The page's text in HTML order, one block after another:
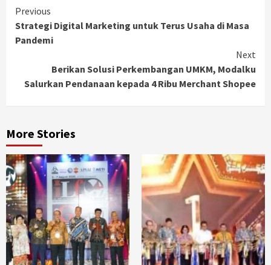
Continue
Reading
Previous
Strategi Digital Marketing untuk Terus Usaha di Masa
Pandemi
Next
Berikan Solusi Perkembangan UMKM, Modalku
Salurkan Pendanaan kepada 4 Ribu Merchant Shopee
More Stories